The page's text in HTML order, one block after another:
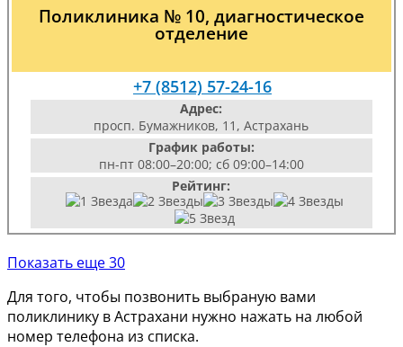
Поликлиника № 10, диагностическое
отделение
+7 (8512) 57-24-16
Адрес:
просп. Бумажников, 11, Астрахань
График работы:
пн-пт 08:00–20:00; сб 09:00–14:00
Рейтинг:
Показать еще 30
Для того, чтобы позвонить выбраную вами
поликлинику в Астрахани нужно нажать на любой
номер телефона из списка.